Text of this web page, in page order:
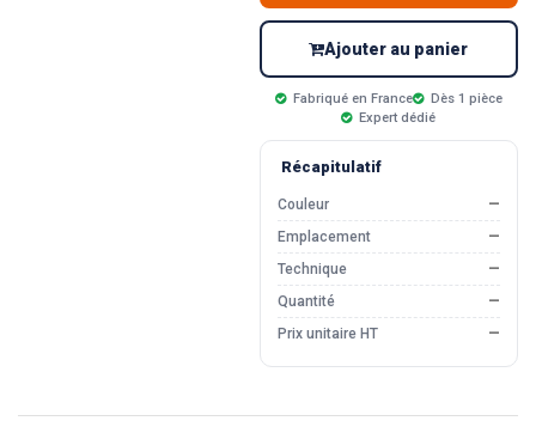
Ajouter au panier
Fabriqué en France
Dès 1 pièce
Expert dédié
Récapitulatif
Couleur
—
Emplacement
—
Technique
—
Quantité
—
Prix unitaire HT
—